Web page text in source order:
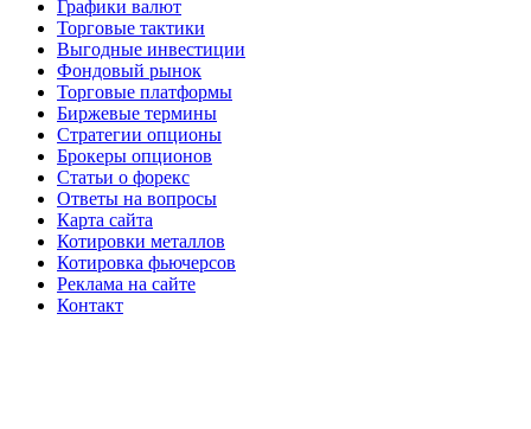
Графики валют
Торговые тактики
Выгодные инвестиции
Фондовый рынок
Торговые платформы
Биржевые термины
Стратегии опционы
Брокеры опционов
Статьи о форекс
Ответы на вопросы
Карта сайта
Котировки металлов
Котировка фьючерсов
Реклама на сайте
Контакт